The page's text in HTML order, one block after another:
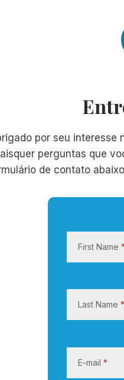
por seu interesse
perguntas que
de contato
e
m
First Name *
Last Name *
E-mail *